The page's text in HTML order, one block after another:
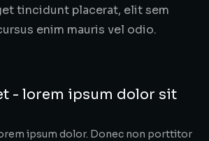
tincidunt placerat, elit sem
enim mauris vel odio.
- lorem ipsum dolor sit
ipsum dolor. Donec non porttitor